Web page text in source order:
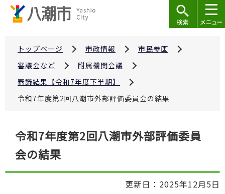
トップページ 市政情報
市民参画
審議会など
附属機関会議
審議結果【令和7年度下半期】
令和7年度第2回八潮市外部評価委員会の結果
令和7年度第2回八潮市外部評価委員
会の結果
更新日：2025年12月5日